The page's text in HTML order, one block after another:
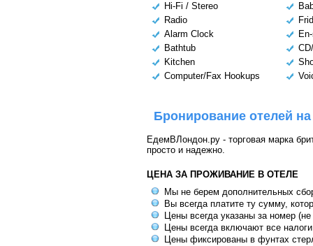
Hi-Fi / Stereo
Radio
Alarm Clock
Bathtub
Kitchen
Computer/Fax Hookups
Бронирование отелей
ЕдемВЛондон.ру - торговая марка
просто и надежно.
ЦЕНА ЗА ПРОЖИВАНИЕ В ОТЕЛЕ
Мы не берем дополнительных
Вы всегда платите ту сумму,
Цены всегда указаны за номер
Цены всегда включают все
Цены фиксированы в фунтах